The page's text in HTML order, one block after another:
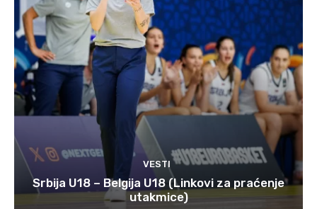
VESTI
Srbija U18 – Belgija U18 (Linkovi za praćenje
utakmice)